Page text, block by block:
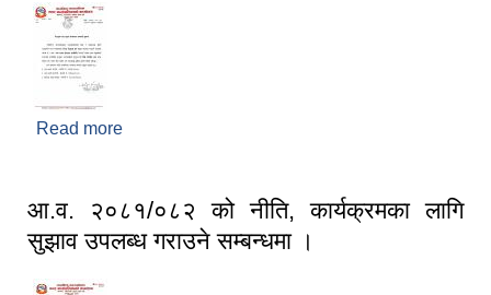
Read more
आ.व. २०८१/०८२ को नीति, कार्यक्रमका लागि
सुझाव उपलब्ध गराउने सम्बन्धमा ।